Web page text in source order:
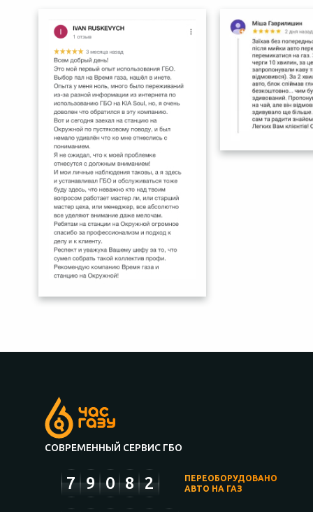
СОВРЕМЕННЫЙ СЕРВИС ГБО
7 9 0 8 2
ПЕРЕОБОРУДОВАНО
АВТО НА ГАЗ